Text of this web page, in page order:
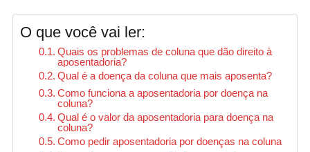
O que você vai ler:
Quais os problemas de coluna que dão direito à
aposentadoria?
Qual é a doença da coluna que mais aposenta?
Como funciona a aposentadoria por doença na
coluna?
Qual é o valor da aposentadoria para doença na
coluna?
Como pedir aposentadoria por doenças na coluna